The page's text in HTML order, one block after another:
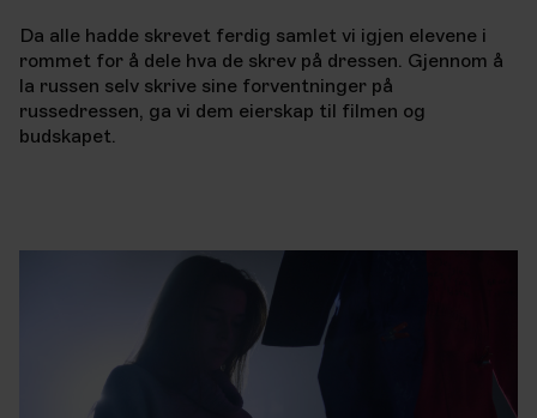
Da alle hadde skrevet ferdig samlet vi igjen elevene i
rommet for å dele hva de skrev på dressen. Gjennom å
la russen selv skrive sine forventninger på
russedressen, ga vi dem eierskap til filmen og
budskapet.